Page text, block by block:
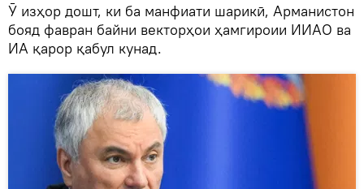
Ӯ изҳор дошт, ки ба манфиати шарикӣ, Арманистон
бояд фавран байни векторҳои ҳамгироии ИИАО ва
ИА қарор қабул кунад.